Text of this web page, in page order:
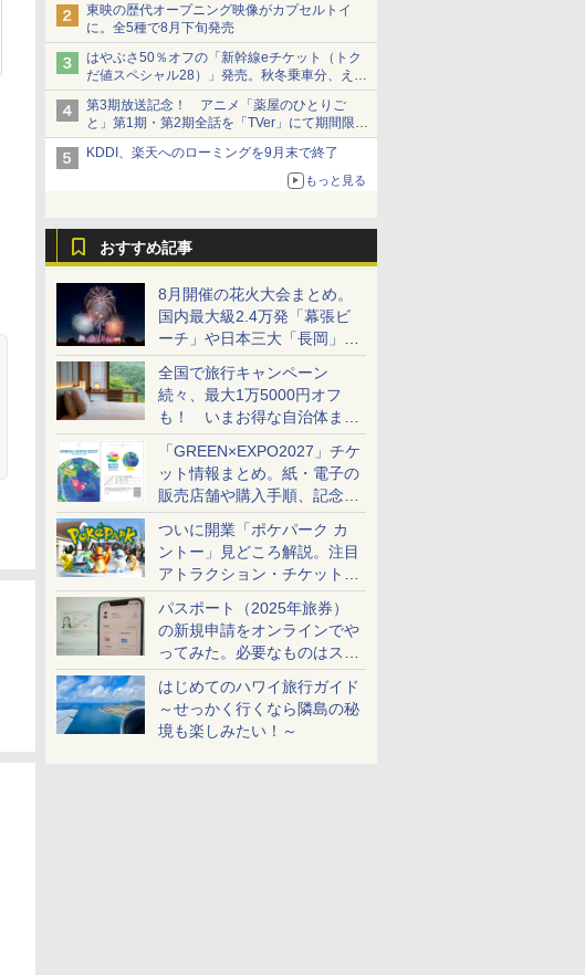
東映の歴代オープニング映像がカプセルトイ
に。全5種で8月下旬発売
はやぶさ50％オフの「新幹線eチケット（トク
だ値スペシャル28）」発売。秋冬乗車分、えき
ねっと限定
第3期放送記念！ アニメ「薬屋のひとりご
と」第1期・第2期全話を「TVer」にて期間限定
で順次無料配信開始
KDDI、楽天へのローミングを9月末で終了
もっと見る
おすすめ記事
8月開催の花火大会まとめ。
国内最大級2.4万発「幕張ビ
ーチ」や日本三大「長岡」な
ど大型イベント目白押し！
全国で旅行キャンペーン
続々、最大1万5000円オフ
も！ いまお得な自治体まと
め
「GREEN×EXPO2027」チケ
ット情報まとめ。紙・電子の
販売店舗や購入手順、記念チ
ケットも解説
ついに開業「ポケパーク カ
ントー」見どころ解説。注目
アトラクション・チケット手
配・来場前に必要な準備は？
パスポート（2025年旅券）
の新規申請をオンラインでや
ってみた。必要なものはスマ
ホとマイナカードのみ
はじめてのハワイ旅行ガイド
～せっかく行くなら隣島の秘
境も楽しみたい！～